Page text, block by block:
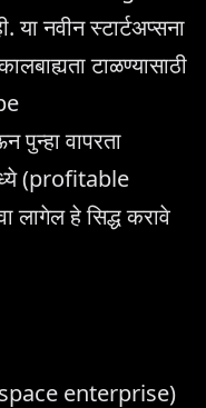
नवीन स्टार्टअप्सना
टाळण्यासाठी
वापरता
(profitable
हे सिद्ध करावे
space enterprise)